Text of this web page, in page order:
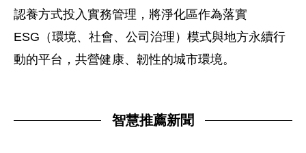
認養方式投入實務管理，將淨化區作為落實
ESG（環境、社會、公司治理）模式與地方永續行
動的平台，共營健康、韌性的城市環境。
智慧推薦新聞